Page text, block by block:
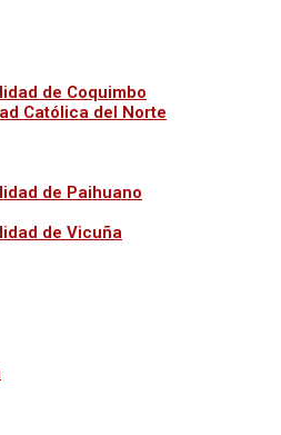
de Coquimbo
Católica del Norte
de Paihuano
de Vicuña